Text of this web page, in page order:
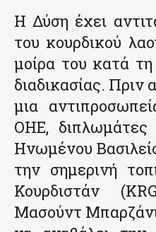
Η Δύση έχει
του κουρδικού
μοίρα του κατά τη
διαδικασίας.
μια
ΟΗΕ,
Ηνωμένου
την σημερινή
Κουρδιστάν
Μασούντ